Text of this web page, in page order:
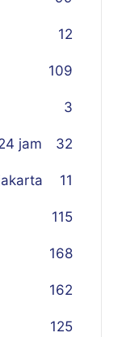
12
109
3
jam 32
11
115
168
162
125